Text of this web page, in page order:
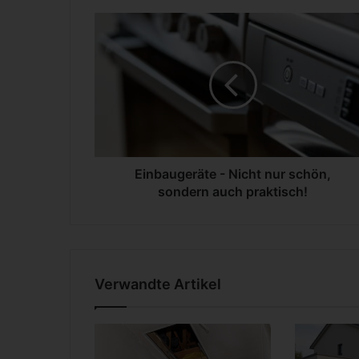
h
t
Einbaugeräte - Nicht nur schön,
sondern auch praktisch!
Verwandte Artikel